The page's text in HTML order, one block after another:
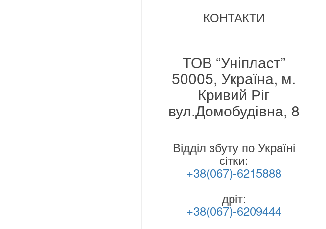
КОНТАКТИ
ТОВ “Уніпласт”
50005, Україна, м.
Кривий Ріг
вул.Домобудівна, 8
Відділ збуту по Україні
сітки:
+38(067)-6215888
дріт:
+38(067)-6209444